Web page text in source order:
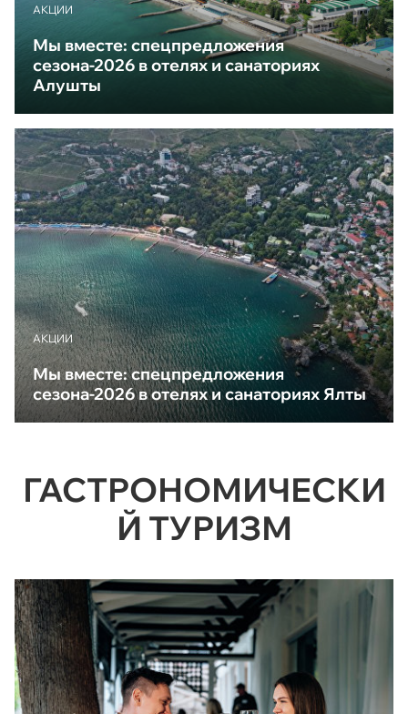
АКЦИИ
Мы вместе: спецпредложения
сезона-2026 в отелях и санаториях
Алушты
АКЦИИ
Мы вместе: спецпредложения
сезона-2026 в отелях и санаториях Ялты
ГАСТРОНОМИЧЕСКИ
Й ТУРИЗМ